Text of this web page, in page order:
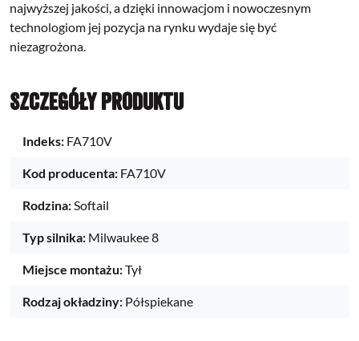
najwyższej jakości, a dzięki innowacjom i nowoczesnym
technologiom jej pozycja na rynku wydaje się być
niezagrożona.
Szczegóły produktu
Indeks: FA710V
Kod producenta: FA710V
Rodzina:Softail
Typ silnika: Milwaukee 8
Miejsce montażu:Tył
Rodzaj okładziny: Półspiekane